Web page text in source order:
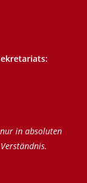
in absoluten